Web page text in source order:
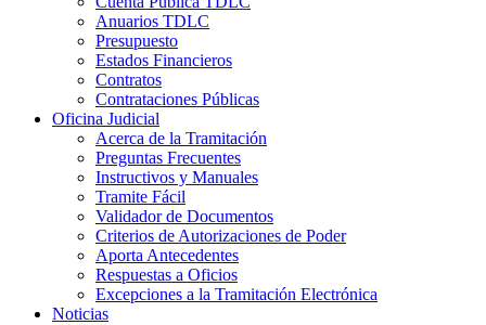
Anuarios TDLC
Presupuesto
Estados Financieros
Contratos
Contrataciones Públicas
Oficina Judicial
Acerca de la Tramitación
Preguntas Frecuentes
Instructivos y Manuales
Tramite Fácil
Validador de Documentos
Criterios de Autorizaciones de Poder
Aporta Antecedentes
Respuestas a Oficios
Excepciones a la Tramitación Electrónica
Noticias